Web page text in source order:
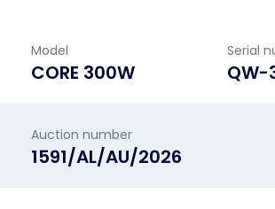
Model
CORE 300W
Serial
QW-
Auction number
1591/AL/AU/2026